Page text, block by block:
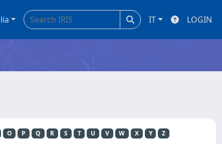
IT LOGIN
O P Q R S T U V W X Y Z